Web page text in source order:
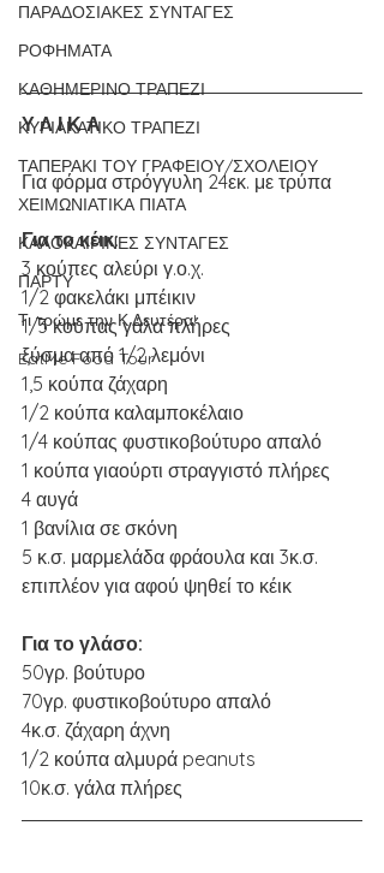
ΠΑΡΑΔΟΣΙΑΚΕΣ ΣΥΝΤΑΓΕΣ
ΡΟΦΗΜΑΤΑ
ΚΑΘΗΜΕΡΙΝΟ ΤΡΑΠΕΖΙ
ΚΥΡΙΑΚΑΤΙΚΟ ΤΡΑΠΕΖΙ
ΤΑΠΕΡΑΚΙ ΤΟΥ ΓΡΑΦΕΙΟΥ/ΣΧΟΛΕΙΟΥ
ΧΕΙΜΩΝΙΑΤΙΚΑ ΠΙΑΤΑ
ΚΑΛΟΚΑΙΡΙΝΕΣ ΣΥΝΤΑΓΕΣ
ΠΑΡΤΥ
Τι τρώμε την Κ.Δευτέρα!
EatMe Food Tour
Υ Λ Ι Κ Α
Για φόρμα στρόγγυλη 24εκ. με τρύπα
Για το κέικ:
3 κούπες αλεύρι γ.ο.χ.
1/2 φακελάκι μπέικιν
1/3 κούπας γάλα πλήρες
ξύσμα από 1/2 λεμόνι
1,5 κούπα ζάχαρη
1/2 κούπα καλαμποκέλαιο
1/4 κούπας φυστικοβούτυρο απαλό
1 κούπα γιαούρτι στραγγιστό πλήρες
4 αυγά
1 βανίλια σε σκόνη
5 κ.σ. μαρμελάδα φράουλα και 3κ.σ.
επιπλέον για αφού ψηθεί το κέικ
Για το γλάσο:
50γρ. βούτυρο
70γρ. φυστικοβούτυρο απαλό
4κ.σ. ζάχαρη άχνη
1/2 κούπα αλμυρά peanuts
10κ.σ. γάλα πλήρες